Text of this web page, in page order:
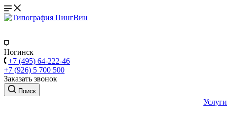
Ногинск
+7 (495) 64-222-46
+7 (926) 5 700 500
Заказать звонок
Поиск
Услуги